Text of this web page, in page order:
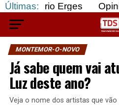
Últimas:
Erges Opinião: Gozar
MONTEMOR-O-NOVO
Já sabe quem vai
Luz deste ano?
Veja o nome dos artistas que